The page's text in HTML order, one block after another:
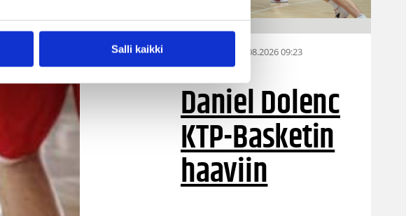
Salli kaikki 07.08.2026 09:23
Daniel Dolenc
KTP-Basketin
haaviin